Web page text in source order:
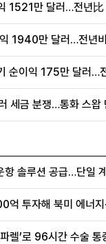
1521만 달러…전년
1940만 달러…전년
순이익 175만 달러…
세금 분쟁…통화 스왑
솔루션 공급…단일
투자해 북미 에너지
렐’로 96시간 수술 통